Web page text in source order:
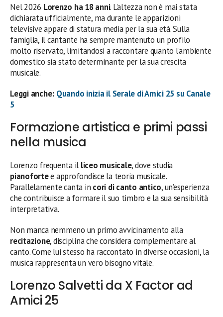
Nel 2026 Lorenzo ha 18 anni. L’altezza non è mai stata
dichiarata ufficialmente, ma durante le apparizioni
televisive appare di statura media per la sua età. Sulla
famiglia, il cantante ha sempre mantenuto un profilo
molto riservato, limitandosi a raccontare quanto l’ambiente
domestico sia stato determinante per la sua crescita
musicale.
Leggi anche: Quando inizia il Serale di Amici 25 su Canale
5
Formazione artistica e primi passi
nella musica
Lorenzo frequenta il liceo musicale, dove studia
pianofortee approfondisce la teoria musicale.
Parallelamente canta in cori di canto antico, un’esperienza
che contribuisce a formare il suo timbro e la sua sensibilità
interpretativa.
Non manca nemmeno un primo avvicinamento alla
recitazione, disciplina che considera complementare al
canto. Come lui stesso ha raccontato in diverse occasioni, la
musica rappresenta un vero bisogno vitale.
Lorenzo Salvetti da X Factor ad
Amici 25